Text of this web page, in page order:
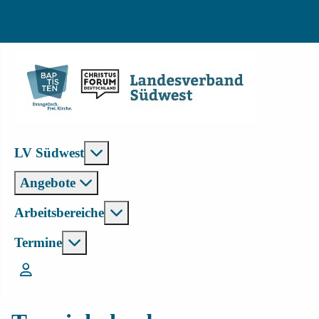
LV Südwest
Angebote
Arbeitsbereiche
Termine